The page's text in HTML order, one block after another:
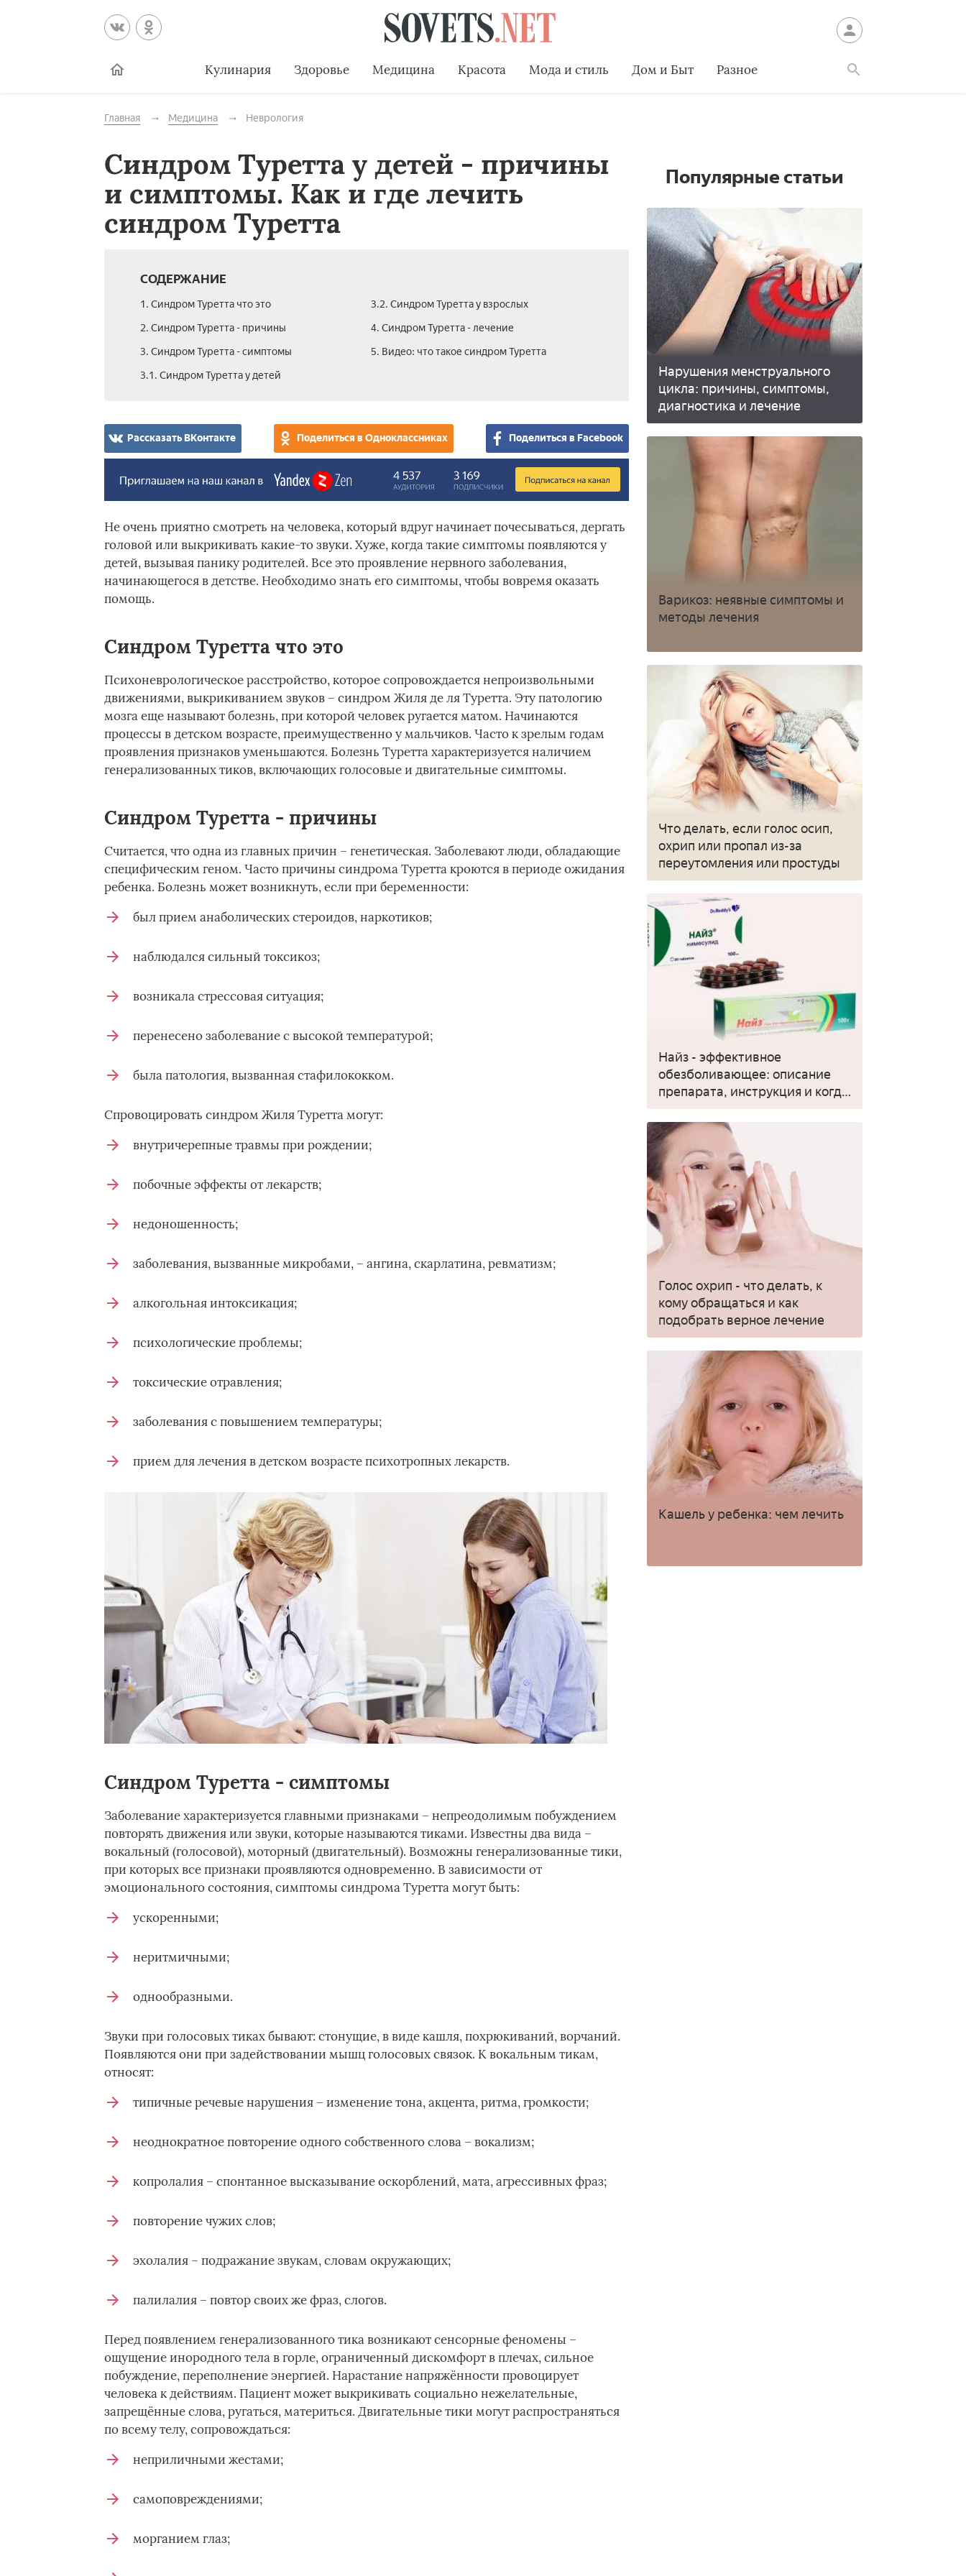
Кулинария Здоровье Медицина Красота Мода и стиль Дом и Быт Разное
Главная Медицина Неврология
Синдром Туретта у детей - причины
и симптомы. Как и где лечить
синдром Туретта
СОДЕРЖАНИЕ
1. Синдром Туретта что это
2. Синдром Туретта - причины
3. Синдром Туретта - симптомы
3.1. Синдром Туретта у детей
3.2. Синдром Туретта у взрослых
4. Синдром Туретта - лечение
5. Видео: что такое синдром Туретта
Рассказать ВКонтакте Поделиться в Одноклассниках Поделиться в Facebook
Не очень приятно смотреть на человека, который вдруг начинает почесываться, дергать
головой или выкрикивать какие-то звуки. Хуже, когда такие симптомы появляются у
детей, вызывая панику родителей. Все это проявление нервного заболевания,
начинающегося в детстве. Необходимо знать его симптомы, чтобы вовремя оказать
помощь.
Синдром Туретта что это
Психоневрологическое расстройство, которое сопровождается непроизвольными
движениями, выкрикиванием звуков – синдром Жиля де ля Туретта. Эту патологию
мозга еще называют болезнь, при которой человек ругается матом. Начинаются
процессы в детском возрасте, преимущественно у мальчиков. Часто к зрелым годам
проявления признаков уменьшаются. Болезнь Туретта характеризуется наличием
генерализованных тиков, включающих голосовые и двигательные симптомы.
Синдром Туретта - причины
Считается, что одна из главных причин – генетическая. Заболевают люди, обладающие
специфическим геном. Часто причины синдрома Туретта кроются в периоде ожидания
ребенка. Болезнь может возникнуть, если при беременности:
был прием анаболических стероидов, наркотиков;
наблюдался сильный токсикоз;
возникала стрессовая ситуация;
перенесено заболевание с высокой температурой;
была патология, вызванная стафилококком.
Спровоцировать синдром Жиля Туретта могут:
внутричерепные травмы при рождении;
побочные эффекты от лекарств;
недоношенность;
заболевания, вызванные микробами, – ангина, скарлатина, ревматизм;
алкогольная интоксикация;
психологические проблемы;
токсические отравления;
заболевания с повышением температуры;
прием для лечения в детском возрасте психотропных лекарств.
Синдром Туретта - симптомы
Заболевание характеризуется главными признаками – непреодолимым побуждением
повторять движения или звуки, которые называются тиками. Известны два вида –
вокальный (голосовой), моторный (двигательный). Возможны генерализованные тики,
при которых все признаки проявляются одновременно. В зависимости от
эмоционального состояния, симптомы синдрома Туретта могут быть:
ускоренными;
неритмичными;
однообразными.
Звуки при голосовых тиках бывают: стонущие, в виде кашля, похрюкиваний, ворчаний.
Появляются они при задействовании мышц голосовых связок. К вокальным тикам,
относят:
типичные речевые нарушения – изменение тона, акцента, ритма, громкости;
неоднократное повторение одного собственного слова – вокализм;
копролалия – спонтанное высказывание оскорблений, мата, агрессивных фраз;
повторение чужих слов;
эхолалия – подражание звукам, словам окружающих;
палилалия – повтор своих же фраз, слогов.
Перед появлением генерализованного тика возникают сенсорные феномены –
ощущение инородного тела в горле, ограниченный дискомфорт в плечах, сильное
побуждение, переполнение энергией. Нарастание напряжённости провоцирует
человека к действиям. Пациент может выкрикивать социально нежелательные,
запрещённые слова, ругаться, материться. Двигательные тики могут распространяться
по всему телу, сопровождаться:
неприличными жестами;
самоповреждениями;
морганием глаз;
Популярные статьи
Нарушения менструального
цикла: причины, симптомы,
диагностика и лечение
Варикоз: неявные симптомы и
методы лечения
Что делать, если голос осип,
охрип или пропал из-за
переутомления или простуды
Найз - эффективное
обезболивающее: описание
препарата, инструкция и когда
применять
Голос охрип - что делать, к
кому обращаться и как
подобрать верное лечение
Кашель у ребенка: чем лечить